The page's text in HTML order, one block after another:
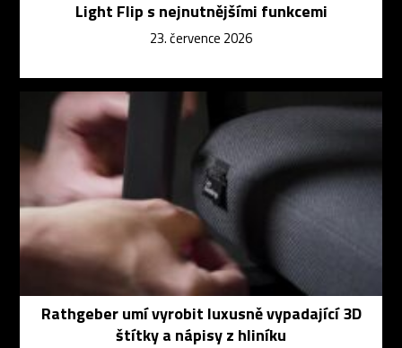
Light Flip s nejnutnějšími funkcemi
23. července 2026
Rathgeber umí vyrobit luxusně vypadající 3D
štítky a nápisy z hliníku